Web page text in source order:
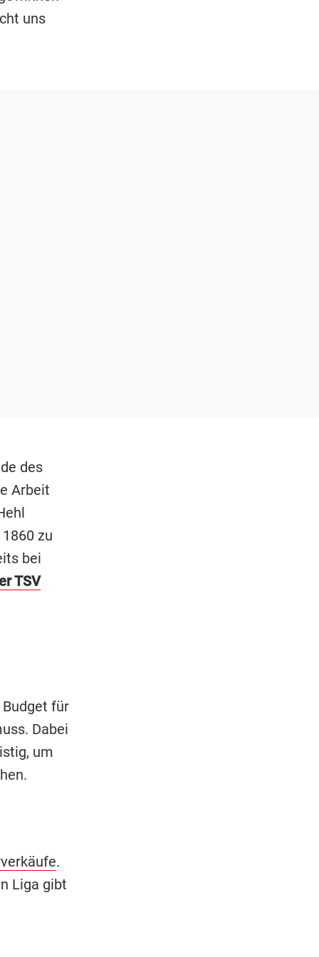
uns
des
Arbeit
zu
bei
TSV
für
Dabei
um
.
Liga gibt